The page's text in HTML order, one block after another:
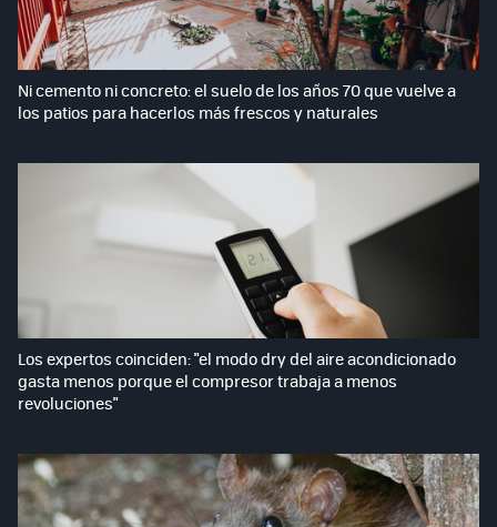
Ni cemento ni concreto: el suelo de los años 70 que vuelve a
los patios para hacerlos más frescos y naturales
Los expertos coinciden: "el modo dry del aire acondicionado
gasta menos porque el compresor trabaja a menos
revoluciones"